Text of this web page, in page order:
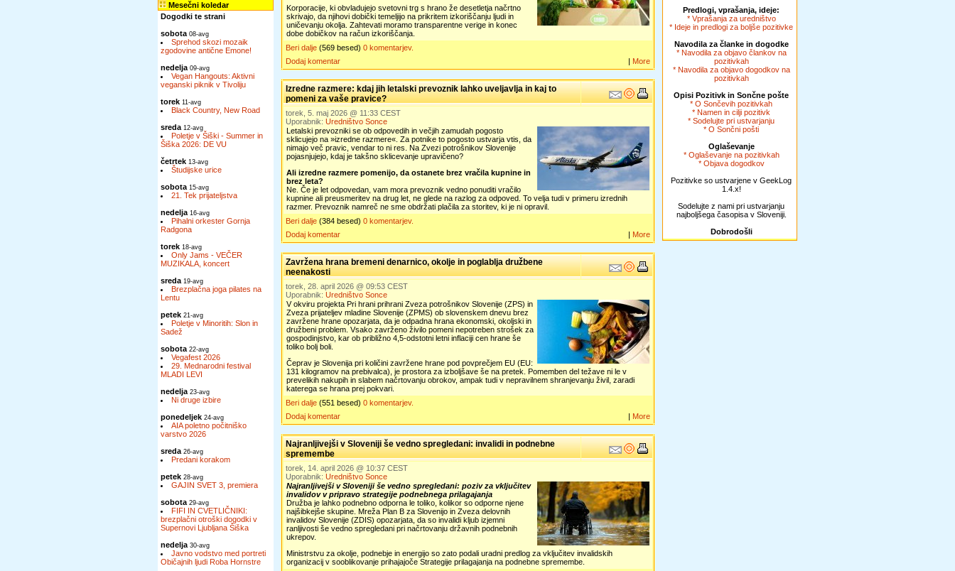
Mesečni koledar
Dogodki te strani
sobota 08-avg
Sprehod skozi mozaik
zgodovine antične Emone!
nedelja 09-avg
Vegan Hangouts: Aktivni
veganski piknik v Tivoliju
torek 11-avg
Black Country, New Road
sreda 12-avg
Poletje v Šiški - Summer in
Šiška 2026: DE VU
četrtek 13-avg
Študijske urice
sobota 15-avg
21. Tek prijateljstva
nedelja 16-avg
Pihalni orkester Gornja
Radgona
torek 18-avg
Only Jams - VEČER
MUZIKALA, koncert
sreda 19-avg
Brezplačna joga pilates na
Lentu
petek 21-avg
Poletje v Minoritih: Slon in
Sadež
sobota 22-avg
Vegafest 2026
29. Mednarodni festival
MLADI LEVI
nedelja 23-avg
Ni druge izbire
ponedeljek 24-avg
AIA poletno počitniško
varstvo 2026
sreda 26-avg
Predani korakom
petek 28-avg
GAJIN SVET 3, premiera
sobota 29-avg
FIFI IN CVETLIČNIKI:
brezplačni otroški dogodki v
Supernovi Ljubljana Šiška
nedelja 30-avg
Javno vodstvo med portreti
Običajnih ljudi Roba Hornstre
Korporacije, ki obvladujejo svetovni trg s hrano že desetletja načrtno
skrivajo, da njihovi dobički temeljijo na prikritem izkoriščanju ljudi in
uničevanju okolja. Zahtevati moramo transparentne verige in konec
dobe dobičkov na račun izkoriščanja.
Beri dalje (569 besed) 0 komentarjev.
Dodaj komentar
| More
Izredne razmere: kdaj jih letalski prevoznik lahko uveljavlja in kaj to
pomeni za vaše pravice?
torek, 5. maj 2026 @ 11:33 CEST
Uporabnik: Uredništvo Sonce
Letalski prevozniki se ob odpovedih in večjih zamudah pogosto
sklicujejo na »izredne razmere«. Za potnike to pogosto ustvarja vtis, da
nimajo več pravic, vendar to ni res. Na Zvezi potrošnikov Slovenije
pojasnjujejo, kdaj je takšno sklicevanje upravičeno?
Ali izredne razmere pomenijo, da ostanete brez vračila kupnine in
brez leta?
Ne. Če je let odpovedan, vam mora prevoznik vedno ponuditi vračilo
kupnine ali preusmeritev na drug let, ne glede na razlog za odpoved. To velja tudi v primeru izrednih
razmer. Prevoznik namreč ne sme obdržati plačila za storitev, ki je ni opravil.
Beri dalje (384 besed) 0 komentarjev.
Dodaj komentar
| More
Zavržena hrana bremeni denarnico, okolje in poglablja družbene
neenakosti
torek, 28. april 2026 @ 09:53 CEST
Uporabnik: Uredništvo Sonce
V okviru projekta Pri hrani prihrani Zveza potrošnikov Slovenije (ZPS) in
Zveza prijateljev mladine Slovenije (ZPMS) ob slovenskem dnevu brez
zavržene hrane opozarjata, da je odpadna hrana ekonomski, okoljski in
družbeni problem. Vsako zavrženo živilo pomeni nepotreben strošek za
gospodinjstvo, kar ob približno 4,5-odstotni letni inflaciji cen hrane še
toliko bolj boli.
Čeprav je Slovenija pri količini zavržene hrane pod povprečjem EU (EU:
131 kilogramov na prebivalca), je prostora za izboljšave še na pretek. Pomemben del težave ni le v
prevelikih nakupih in slabem načrtovanju obrokov, ampak tudi v nepravilnem shranjevanju živil, zaradi
katerega se hrana prej pokvari.
Beri dalje (551 besed) 0 komentarjev.
Dodaj komentar
| More
Najranljivejši v Sloveniji še vedno spregledani: invalidi in podnebne
spremembe
torek, 14. april 2026 @ 10:37 CEST
Uporabnik: Uredništvo Sonce
Najranljivejši v Sloveniji še vedno spregledani: poziv za vključitev
invalidov v pripravo strategije podnebnega prilagajanja
Družba je lahko podnebno odporna le toliko, kolikor so odporne njene
najšibkejše skupine. Mreža Plan B za Slovenijo in Zveza delovnih
invalidov Slovenije (ZDIS) opozarjata, da so invalidi kljub izjemni
ranljivosti še vedno spregledani pri načrtovanju državnih podnebnih
ukrepov.
Ministrstvu za okolje, podnebje in energijo so zato podali uradni predlog za vključitev invalidskih
organizacij v sooblikovanje prihajajoče Strategije prilagajanja na podnebne spremembe.
Predlogi, vprašanja, ideje:
* Vprašanja za uredništvo
* Ideje in predlogi za boljše pozitivke
Navodila za članke in dogodke
* Navodila za objavo člankov na
pozitivkah
* Navodila za objavo dogodkov na
pozitivkah
Opisi Pozitivk in Sončne pošte
* O Sončevih pozitivkah
* Namen in cilji pozitivk
* Sodelujte pri ustvarjanju
* O Sončni pošti
Oglaševanje
* Oglaševanje na pozitivkah
* Objava dogodkov
Pozitivke so ustvarjene v GeekLog
1.4.x!
Sodelujte z nami pri ustvarjanju
najboljšega časopisa v Sloveniji.
Dobrodošli